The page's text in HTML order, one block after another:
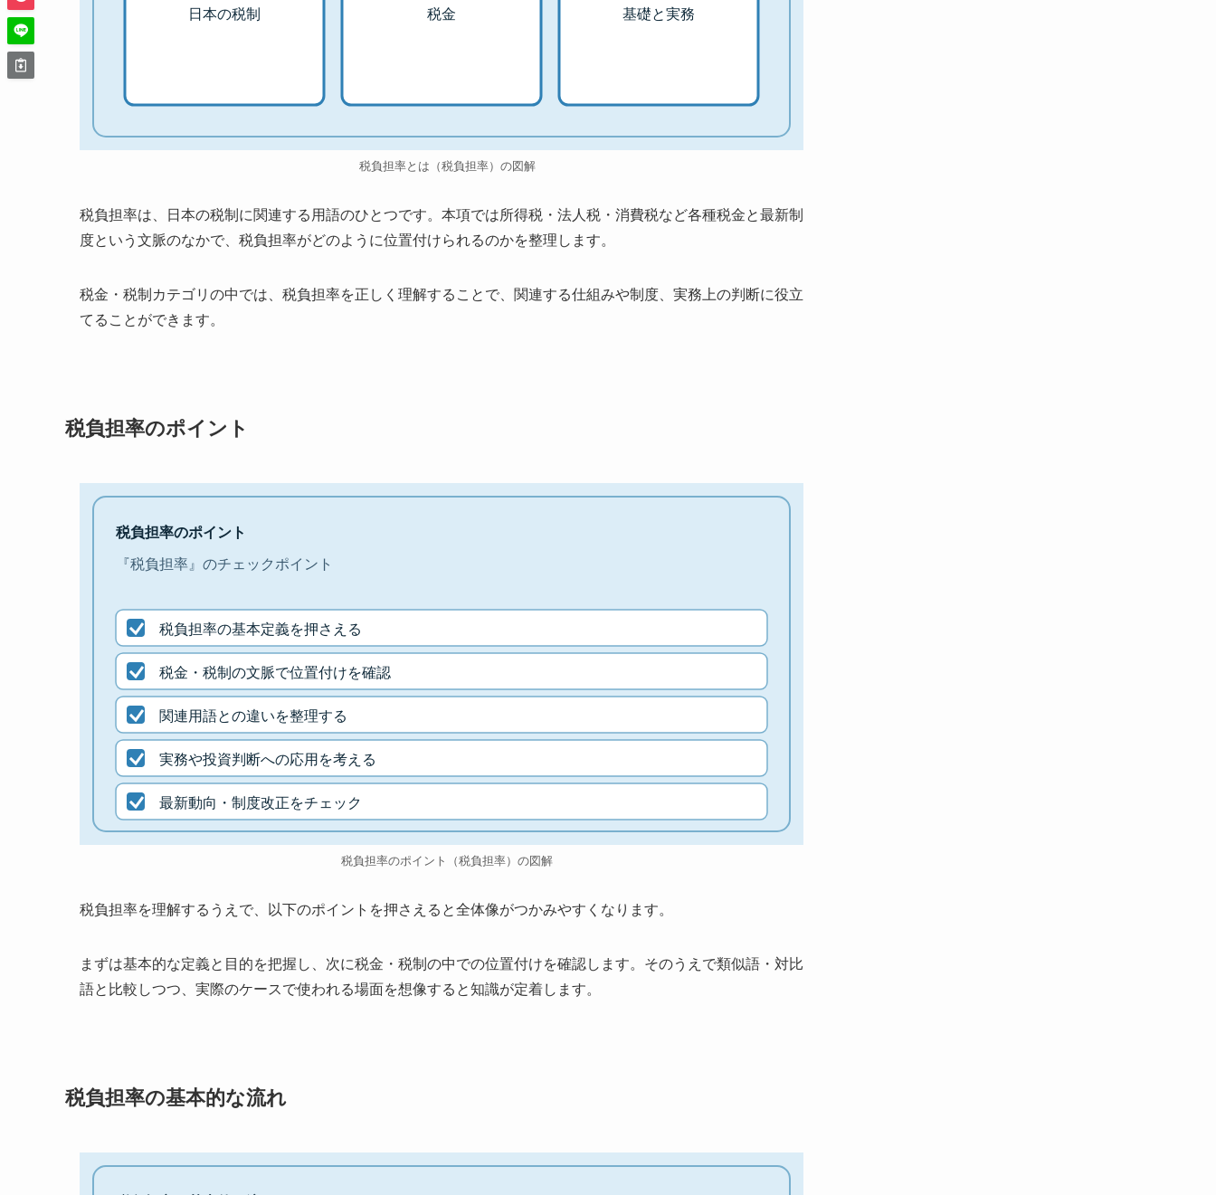
日本の税制 税金 基礎と実務
税負担率とは（税負担率）の図解
税負担率は、日本の税制に関連する用語のひとつです。本項では所得税・法人税・消費税など各種税金と最新制
度という文脈のなかで、税負担率がどのように位置付けられるのかを整理します。
税金・税制カテゴリの中では、税負担率を正しく理解することで、関連する仕組みや制度、実務上の判断に役立
てることができます。
税負担率のポイント
税負担率のポイント
『税負担率』のチェックポイント
税負担率の基本定義を押さえる
税金・税制の文脈で位置付けを確認
関連用語との違いを整理する
実務や投資判断への応用を考える
最新動向・制度改正をチェック
税負担率のポイント（税負担率）の図解
税負担率を理解するうえで、以下のポイントを押さえると全体像がつかみやすくなります。
まずは基本的な定義と目的を把握し、次に税金・税制の中での位置付けを確認します。そのうえで類似語・対比
語と比較しつつ、実際のケースで使われる場面を想像すると知識が定着します。
税負担率の基本的な流れ